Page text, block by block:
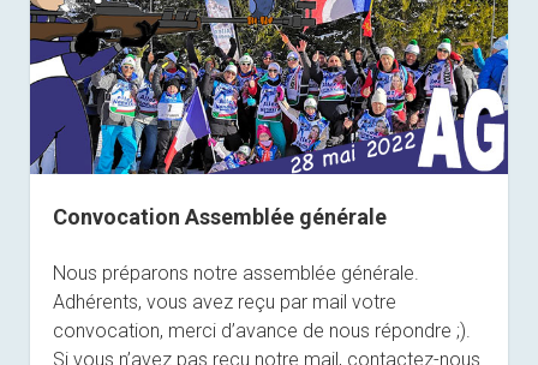
Convocation Assemblée générale
Nous préparons notre assemblée générale.
Adhérents, vous avez reçu par mail votre
convocation, merci d’avance de nous répondre ;).
Si vous n’avez pas reçu notre mail, contactez-nous